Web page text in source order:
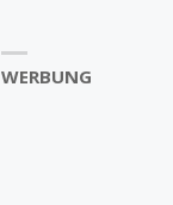
WERBUNG